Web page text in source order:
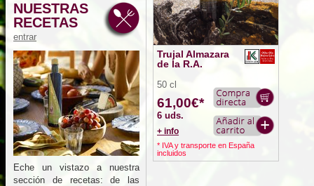
NUESTRAS
RECETAS
entrar
Eche un vistazo a nuestra
sección de recetas: de las
Trujal Almazara
de la R.A.
50 cl
61,00€*
6 uds.
+ info
* IVA y transporte en España
incluidos